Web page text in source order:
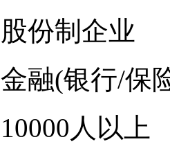
份制企业
融(银行/保
人以上